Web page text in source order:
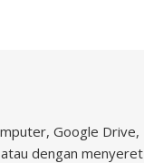
Google Drive,
dengan menyeret